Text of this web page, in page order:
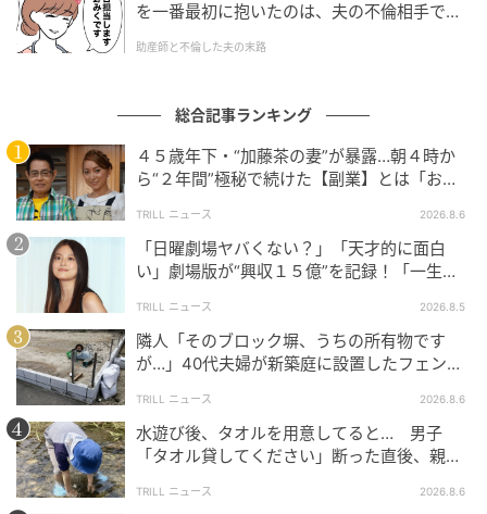
ブログ：海原こうめ（妊活は忍活？！アラフォー不妊治療体験記 その後
#68 よくも騙したわね！
を一番最初に抱いたのは、夫の不倫相手でし
助産師と不倫した夫の末路
総合記事ランキング
４５歳年下・“加藤茶の妻”が暴露…朝４時か
ら“２年間”極秘で続けた【副業】とは「お金
TRILL ニュース 2026.8.6
「日曜劇場ヤバくない？」「天才的に面白
い」劇場版が“興収１５億”を記録！「一生言
TRILL ニュース 2026.8.5
隣人「そのブロック塀、うちの所有物です
が…」40代夫婦が新築庭に設置したフェン
TRILL ニュース 2026.8.6
水遊び後、タオルを用意してると… 男子
「タオル貸してください」断った直後、親が
TRILL ニュース 2026.8.6